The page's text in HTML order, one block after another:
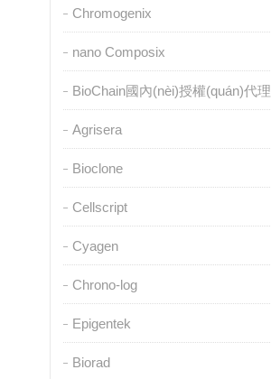
Chromogenix
nano Composix
BioChain國內(nèi)授權(quán)代理
Agrisera
Bioclone
Cellscript
Cyagen
Chrono-log
Epigentek
Biorad